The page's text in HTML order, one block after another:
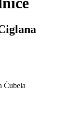
Ćubela